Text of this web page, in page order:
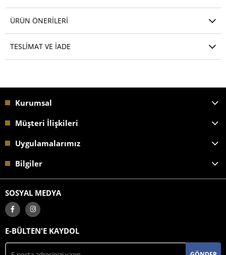
ÜRÜN ÖNERILERI
TESLIMAT VE İADE
Kurumsal
Müşteri İlişkileri
Uygulamalarımız
Bilgiler
SOSYAL MEDYA
E-BÜLTEN'E KAYDOL